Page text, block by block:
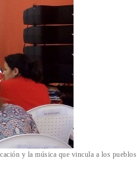
y la música que vincula a los pueblos